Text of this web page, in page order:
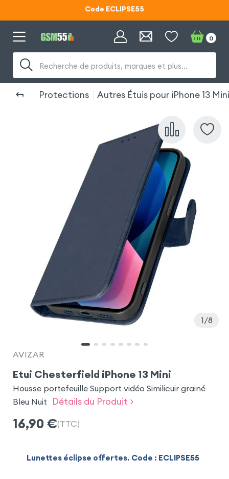
Lunettes d'éclipse OFFERTES
Code ECLIPSE55
Recherche de produits, marques et plus…
0
Protections Autres Étuis pour iPhone 13
1 8
AVIZAR
Etui Chesterfield iPhone 13 Mini
Housse portefeuille Support vidéo Similicuir grainé
Bleu Nuit
Détails du Produit >
16,90 €(TTC)
Lunettes éclipse offertes. Code : ECLIPSE55